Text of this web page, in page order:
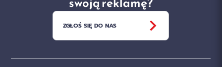
ZGŁOŚ SIĘ DO NAS